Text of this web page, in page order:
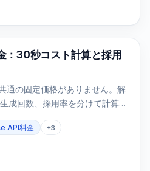
30秒コスト計算と採用
通の固定価格がありません。解
成回数、採用率を分けて計算し
API料金 +3